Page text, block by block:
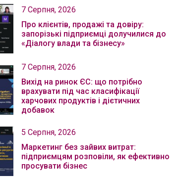
7 Серпня, 2026
Про клієнтів, продажі та довіру:
запорізькі підприємці долучилися до
«Діалогу влади та бізнесу»
7 Серпня, 2026
Вихід на ринок ЄС: що потрібно
врахувати під час класифікації
харчових продуктів і дієтичних
добавок
5 Серпня, 2026
Маркетинг без зайвих витрат:
підприємцям розповіли, як ефективно
просувати бізнес